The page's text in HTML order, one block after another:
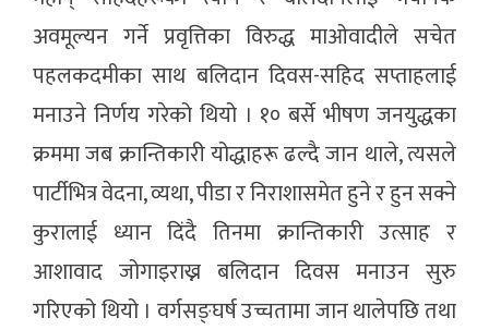
अवमूल्यन गर्ने प्रवृत्तिका विरुद्ध माओवादीले सचेत
पहलकदमीका साथ बलिदान दिवस-सहिद सप्ताहलाई
मनाउने निर्णय गरेको थियो । १० बर्से भीषण जनयुद्धका
क्रममा जब क्रान्तिकारी योद्धाहरू ढल्दै जान थाले, त्यसले
पार्टीभित्र वेदना, व्यथा, पीडा र निराशासमेत हुने र हुन सक्ने
कुरालाई ध्यान दिंदै तिनमा क्रान्तिकारी उत्साह र
आशावाद जोगाइराख्न बलिदान दिवस मनाउन सुरु
गरिएको थियो । वर्गसङ्घर्ष उच्चतामा जान थालेपछि तथा